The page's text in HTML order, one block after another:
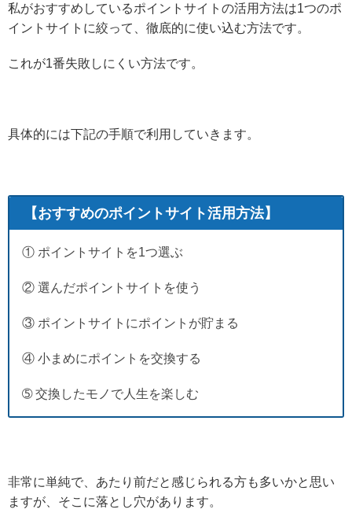
私がおすすめしているポイントサイトの活用方法は1つのポ
イントサイトに絞って、徹底的に使い込む方法です。
これが1番失敗しにくい方法です。
具体的には下記の手順で利用していきます。
【おすすめのポイントサイト活用方法】
① ポイントサイトを1つ選ぶ
② 選んだポイントサイトを使う
③ ポイントサイトにポイントが貯まる
④ 小まめにポイントを交換する
➄ 交換したモノで人生を楽しむ
非常に単純で、あたり前だと感じられる方も多いかと思い
ますが、そこに落とし穴があります。